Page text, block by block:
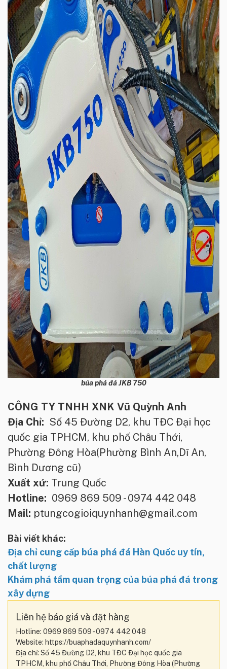
búa phá đá JKB 750
CÔNG TY TNHH XNK Vũ Quỳnh Anh
Địa Chỉ: Số 45 Đường D2, khu TĐC Đại học
quốc gia TPHCM, khu phố Châu Thới,
Phường Đông Hòa(Phường Bình An,Dĩ An,
Bình Dương cũ)
Xuất xứ: Trung Quốc
Hotline: 0969 869 509 - 0974 442 048
Mail: ptungcogioiquynhanh@gmail.com
Bài viết khác:
Địa chỉ cung cấp búa phá đá Hàn Quốc uy tín,
chất lượng
Khám phá tầm quan trọng của búa phá đá trong
xây dựng
Liên hệ báo giá và đặt hàng
Hotline: 0969 869 509 - 0974 442 048
Website: https://buaphadaquynhanh.com/
Địa chỉ: Số 45 Đường D2, khu TĐC Đại học quốc gia
TPHCM, khu phố Châu Thới, Phường Đông Hòa (Phường